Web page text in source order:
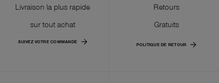
Livraison la plus rapide
sur tout achat
SUIVEZ VOTRE COMMANDE
Retours
Gratuits
POLITIQUE DE RETOUR